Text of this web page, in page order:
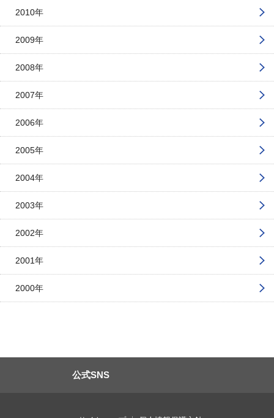
2010年
2009年
2008年
2007年
2006年
2005年
2004年
2003年
2002年
2001年
2000年
公式SNS